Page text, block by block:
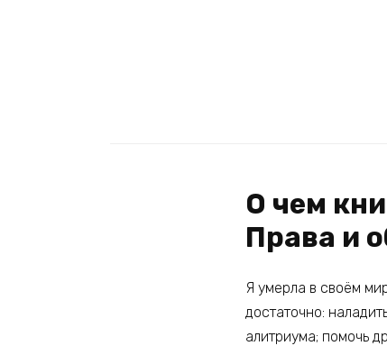
О чем
Права и
Я умерла в своём
достаточно:
алитриума; помочь